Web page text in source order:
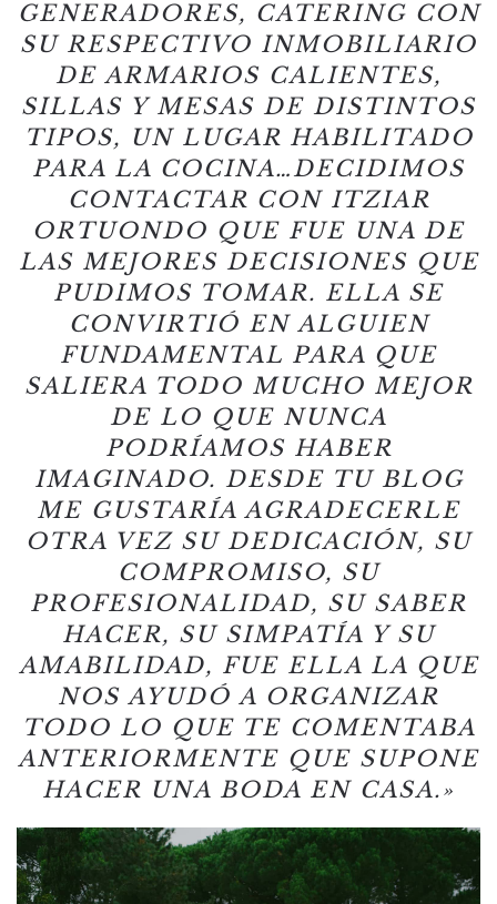
GENERADORES, CATERING CON
SU RESPECTIVO INMOBILIARIO
DE ARMARIOS CALIENTES,
SILLAS Y MESAS DE DISTINTOS
TIPOS, UN LUGAR HABILITADO
PARA LA COCINA…DECIDIMOS
CONTACTAR CON ITZIAR
ORTUONDO QUE FUE UNA DE
LAS MEJORES DECISIONES QUE
PUDIMOS TOMAR. ELLA SE
CONVIRTIÓ EN ALGUIEN
FUNDAMENTAL PARA QUE
SALIERA TODO MUCHO MEJOR
DE LO QUE NUNCA
PODRÍAMOS HABER
IMAGINADO. DESDE TU BLOG
ME GUSTARÍA AGRADECERLE
OTRA VEZ SU DEDICACIÓN, SU
COMPROMISO, SU
PROFESIONALIDAD, SU SABER
HACER, SU SIMPATÍA Y SU
AMABILIDAD, FUE ELLA LA QUE
NOS AYUDÓ A ORGANIZAR
TODO LO QUE TE COMENTABA
ANTERIORMENTE QUE SUPONE
HACER UNA BODA EN CASA.»